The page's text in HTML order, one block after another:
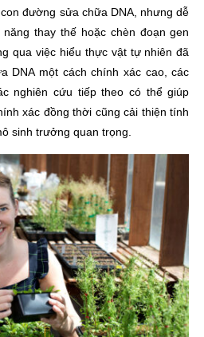
đường sửa chữa DNA, nhưng dễ
thay thế hoặc chèn đoạn gen
qua việc hiểu thực vật tự nhiên đã
DNA một cách chính xác cao, các
nghiên cứu tiếp theo có thể giúp
xác đồng thời cũng cải thiện tính
sinh trưởng quan trọng.